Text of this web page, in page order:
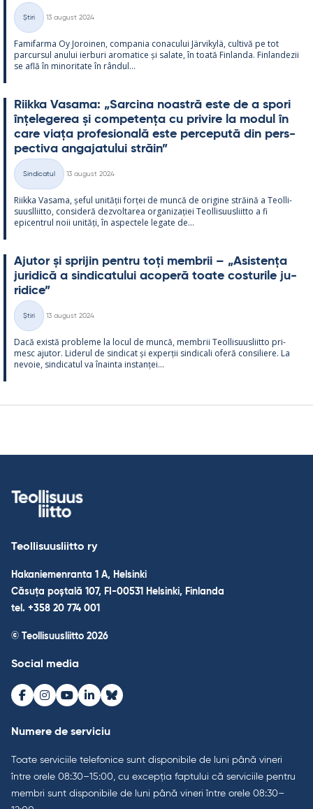
Categorii
Știri
13 august 2024
Fa­mi­farma Oy Jo­roi­nen, com­pa­nia co­nacu­lui Jär­vi­kylä, cul­tivă pe tot
parcur­sul anu­lui ier­buri aro­ma­tice și sa­late, în toată Fin­landa. Fin­lan­dezii
se află în mi­no­ri­tate în rân­dul...
Riikka Va­sama: „Sarcina noa­stră este de a spori
înțe­le­ge­rea și com­pe­tența cu pri­vire la mo­dul în
care viața pro­fe­sio­nală este perce­pută din pers­
pec­tiva an­ga­ja­tu­lui străin”
Categorii
Sindicatul
13 august 2024
Riikka Va­sama, șe­ful unității forței de muncă de ori­gine străină a Teol­li­
suusl­liitto, con­si­deră dez­vol­ta­rea or­ga­nizației Teol­li­suus­liitto a fi
epicent­rul noii unități, în as­pec­tele le­gate de...
Aju­tor și spri­jin pentru toți mem­brii – „Asis­tența
ju­ri­dică a sin­dica­tu­lui aco­peră toate cos­tu­rile ju­
ri­dice”
Categorii
Știri
13 august 2024
Dacă există probleme la locul de muncă, mem­brii Teol­li­suus­liitto pri­
mesc aju­tor. Li­de­rul de sin­dicat și ex­perții sin­dicali oferă con­si­liere. La
ne­voie, sin­dica­tul va înainta ins­tanței...
Teollisuusliitto ry
Hakaniemenranta 1 A, Helsinki
Căsuța poștală 107, FI-00531 Helsinki, Finlanda
tel. +358 20 774 001
© Teollisuusliitto 2026
Social media
Facebook
Instagram
Youtube
LinkedInBluesky
Numere de serviciu
Toate serviciile telefonice sunt disponibile de luni până vineri
între orele 08:30–15:00, cu excepția faptului că serviciile pentru
membri sunt disponibile de luni până vineri între orele 08:30–